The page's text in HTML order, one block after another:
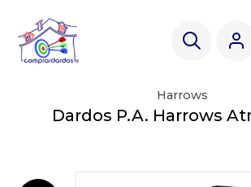
Harrows
Dardos P.A. Harrows